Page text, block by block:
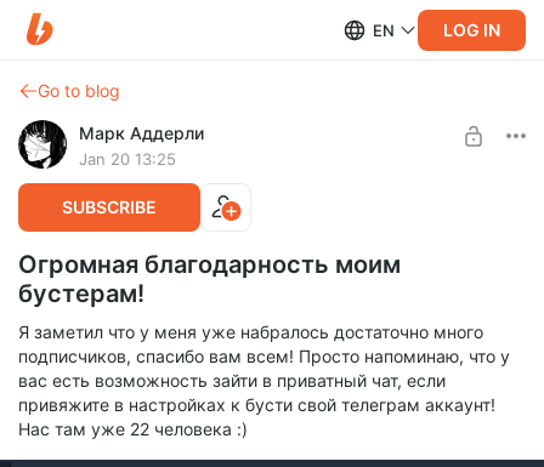
EN LOG IN
Go to blog
Марк Аддерли
Jan 20 13:25
SUBSCRIBE
Огромная благодарность моим
бустерам!
Я заметил что у меня уже набралось достаточно много
подписчиков, спасибо вам всем! Просто напоминаю, что у
вас есть возможность зайти в приватный чат, если
привяжите в настройках к бусти свой телеграм аккаунт!
Нас там уже 22 человека :)